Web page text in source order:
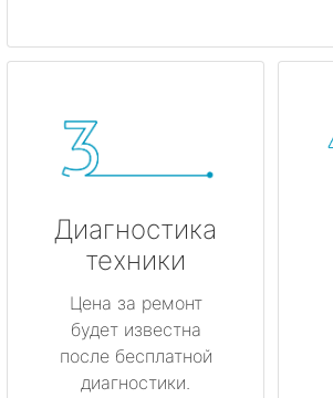
Диагностика
техники
Цена за ремонт
будет известна
после бесплатной
диагностики.